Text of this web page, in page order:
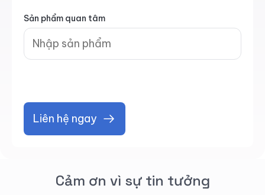
Sản phẩm quan tâm
Liên hệ ngay
Cảm ơn vì sự tin tưởng